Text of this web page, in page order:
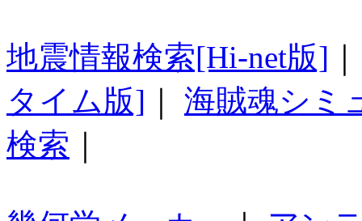
地震情報検索[Hi-net版]
タイム版]
海賊魂シミ
検索